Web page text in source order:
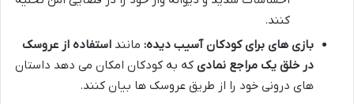
کنند.
بازی های برای کودکان آسیب دیده: مانند استفاده از عروسک
در خلق یک مراجع نمادی که به کودکان امکان می دهد داستان
های درونی خود را از طریق عروسک ها بیان کنند.